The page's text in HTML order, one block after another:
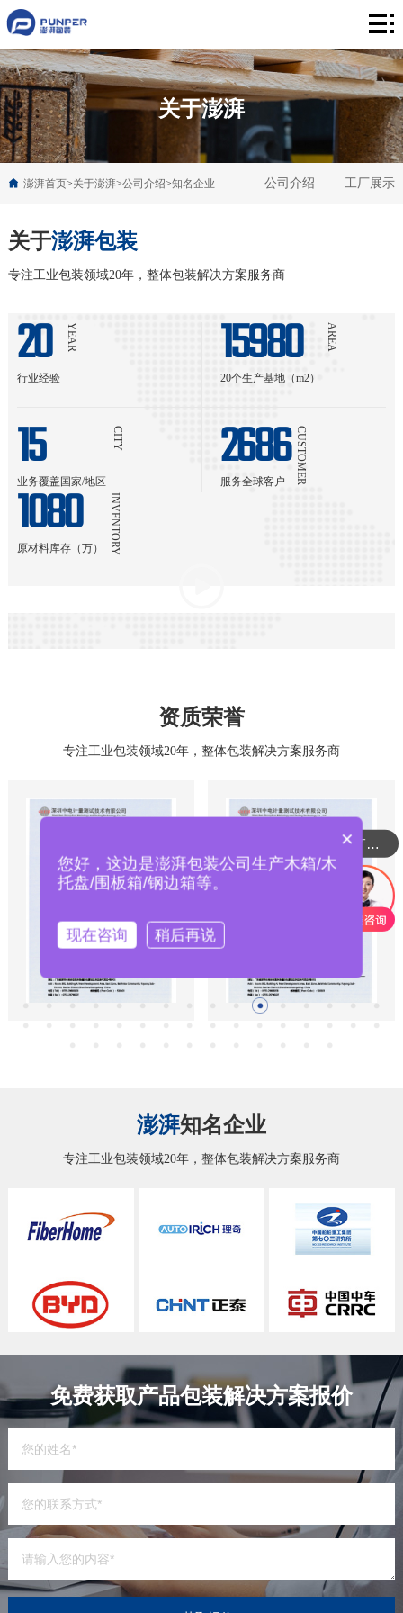
澎
湃
首
页
澎
湃
产
品
行
业
解
方
新
闻
讯
关
于
澎
联
系
关于澎湃
澎湃首页>关于澎湃>公司介绍>知名企业 公司介绍 工厂展示
关于澎湃包装
专注工业包装领域20年，整体包装解决方案服务商
20
行业经验
YEAR 15980
20个生产基地（m2）
AREA
15
业务覆盖国家/地区
CITY 2686
服务全球客户 CUSTOMER
1080
原材料库存（万） INVENTORY
资质荣誉
专注工业包装领域20年，整体包装解决方案服务商
澎湃知名企业
专注工业包装领域20年，整体包装解决方案服务商
免费获取产品包装解决方案报价
可以介绍下你们的产品么？
×
您好，这边是澎湃包装公司生产木箱/木
托盘/围板箱/钢边箱等。
现在咨询 稍后再说